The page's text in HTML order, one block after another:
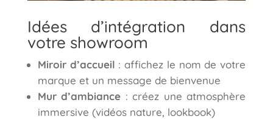
Idées d’intégration dans
votre showroom
Miroir d’accueil : affichez le nom de votre
marque et un message de bienvenue
Mur d’ambiance : créez une atmosphère
immersive (vidéos nature, lookbook)